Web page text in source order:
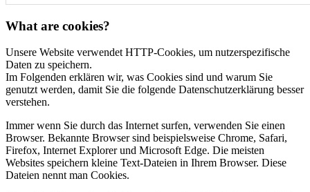
What are cookies?
Unsere Website verwendet HTTP-Cookies, um nutzerspezifische
Daten zu speichern.
Im Folgenden erklären wir, was Cookies sind und warum Sie
genutzt werden, damit Sie die folgende Datenschutzerklärung besser
verstehen.
Immer wenn Sie durch das Internet surfen, verwenden Sie einen
Browser. Bekannte Browser sind beispielsweise Chrome, Safari,
Firefox, Internet Explorer und Microsoft Edge. Die meisten
Websites speichern kleine Text-Dateien in Ihrem Browser. Diese
Dateien nennt man Cookies.